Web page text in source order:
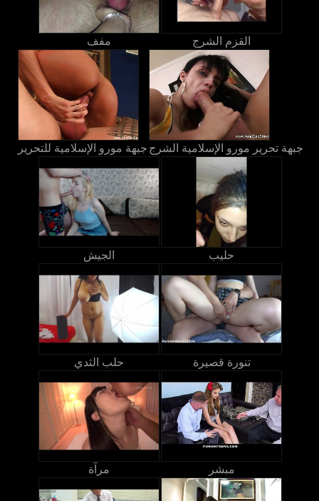
مفف القزم الشرج
جبهة مورو الإسلامية للتحرير جبهة تحرير مورو الإسلامية الشرج
الجيش حليب
حلب الثدي تنورة قصيرة
مرآة مبشر